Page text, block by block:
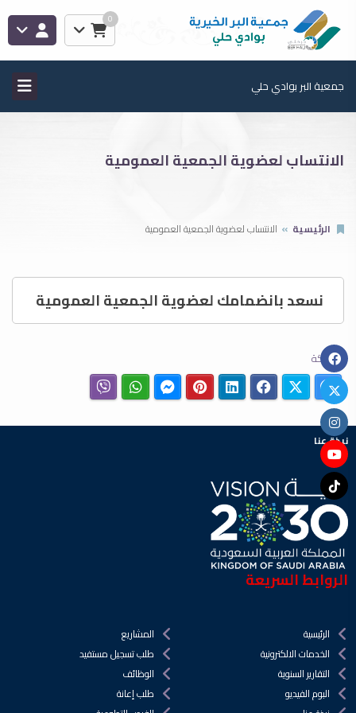
0
جمعية البر بوادي حلي
الانتساب لعضوية الجمعية العمومية
الرئيسية الانتساب لعضوية الجمعية العمومية
نسعد بانضمامك لعضوية الجمعية العمومية
مشاركة
نبذة عنا
الروابط السريعة
الرئيسية
الخدمات الالكترونية
التقارير السنوية
البوم الفيديو
المشاريع
طلب تسجيل مستفيد
الوظائف
طلب إعانة